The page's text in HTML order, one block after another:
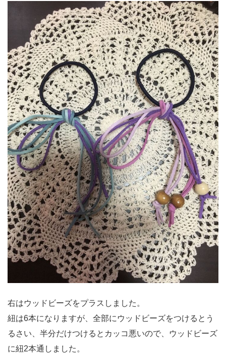
右はウッドビーズをプラスしました。
紐は6本になりますが、全部にウッドビーズをつけるとう
るさい、半分だけつけるとカッコ悪いので、ウッドビーズ
に紐2本通しました。